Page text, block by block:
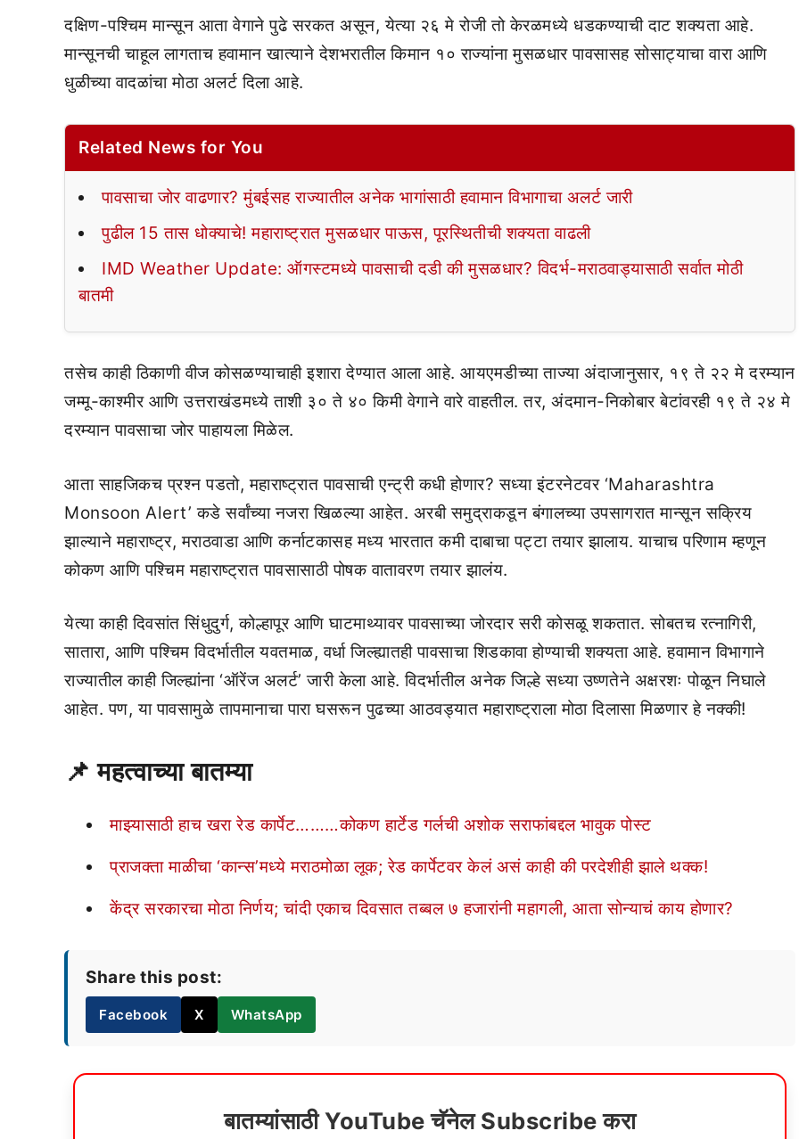
दक्षिण-पश्चिम मान्सून आता वेगाने पुढे सरकत असून, येत्या २६ मे रोजी तो केरळमध्ये धडकण्याची दाट शक्यता आहे.
मान्सूनची चाहूल लागताच हवामान खात्याने देशभरातील किमान १० राज्यांना मुसळधार पावसासह सोसाट्याचा वारा आणि
धुळीच्या वादळांचा मोठा अलर्ट दिला आहे.
Related News for You
पावसाचा जोर वाढणार? मुंबईसह राज्यातील अनेक भागांसाठी हवामान विभागाचा अलर्ट जारी
पुढील 15 तास धोक्याचे! महाराष्ट्रात मुसळधार पाऊस, पूरस्थितीची शक्यता वाढली
IMD Weather Update: ऑगस्टमध्ये पावसाची दडी की मुसळधार? विदर्भ-मराठवाड्यासाठी सर्वात मोठी
बातमी
तसेच काही ठिकाणी वीज कोसळण्याचाही इशारा देण्यात आला आहे. आयएमडीच्या ताज्या अंदाजानुसार, १९ ते २२ मे दरम्यान
जम्मू-काश्मीर आणि उत्तराखंडमध्ये ताशी ३० ते ४० किमी वेगाने वारे वाहतील. तर, अंदमान-निकोबार बेटांवरही १९ ते २४ मे
दरम्यान पावसाचा जोर पाहायला मिळेल.
आता साहजिकच प्रश्न पडतो, महाराष्ट्रात पावसाची एन्ट्री कधी होणार? सध्या इंटरनेटवर ‘Maharashtra
Monsoon Alert’ कडे सर्वांच्या नजरा खिळल्या आहेत. अरबी समुद्राकडून बंगालच्या उपसागरात मान्सून सक्रिय
झाल्याने महाराष्ट्र, मराठवाडा आणि कर्नाटकासह मध्य भारतात कमी दाबाचा पट्टा तयार झालाय. याचाच परिणाम म्हणून
कोकण आणि पश्चिम महाराष्ट्रात पावसासाठी पोषक वातावरण तयार झालंय.
येत्या काही दिवसांत सिंधुदुर्ग, कोल्हापूर आणि घाटमाथ्यावर पावसाच्या जोरदार सरी कोसळू शकतात. सोबतच रत्नागिरी,
सातारा, आणि पश्चिम विदर्भातील यवतमाळ, वर्धा जिल्ह्यातही पावसाचा शिडकावा होण्याची शक्यता आहे. हवामान विभागाने
राज्यातील काही जिल्ह्यांना ‘ऑरेंज अलर्ट’ जारी केला आहे. विदर्भातील अनेक जिल्हे सध्या उष्णतेने अक्षरशः पोळून निघाले
आहेत. पण, या पावसामुळे तापमानाचा पारा घसरून पुढच्या आठवड्यात महाराष्ट्राला मोठा दिलासा मिळणार हे नक्की!
📌महत्वाच्या बातम्या
माझ्यासाठी हाच खरा रेड कार्पेट………कोकण हार्टेड गर्लची अशोक सराफांबद्दल भावुक पोस्ट
प्राजक्ता माळीचा ‘कान्स’मध्ये मराठमोळा लूक; रेड कार्पेटवर केलं असं काही की परदेशीही झाले थक्क!
केंद्र सरकारचा मोठा निर्णय; चांदी एकाच दिवसात तब्बल ७ हजारांनी महागली, आता सोन्याचं काय होणार?
Share this post:
Facebook X WhatsApp
बातम्यांसाठी YouTube चॅनेल Subscribe करा